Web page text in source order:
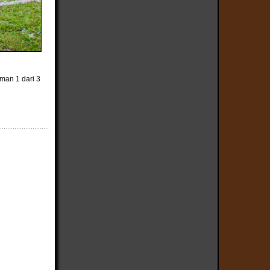
1 dari 3